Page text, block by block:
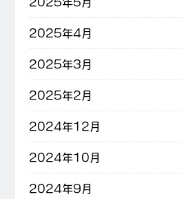
2025年4月
2025年3月
2025年2月
2024年12月
2024年10月
2024年9月